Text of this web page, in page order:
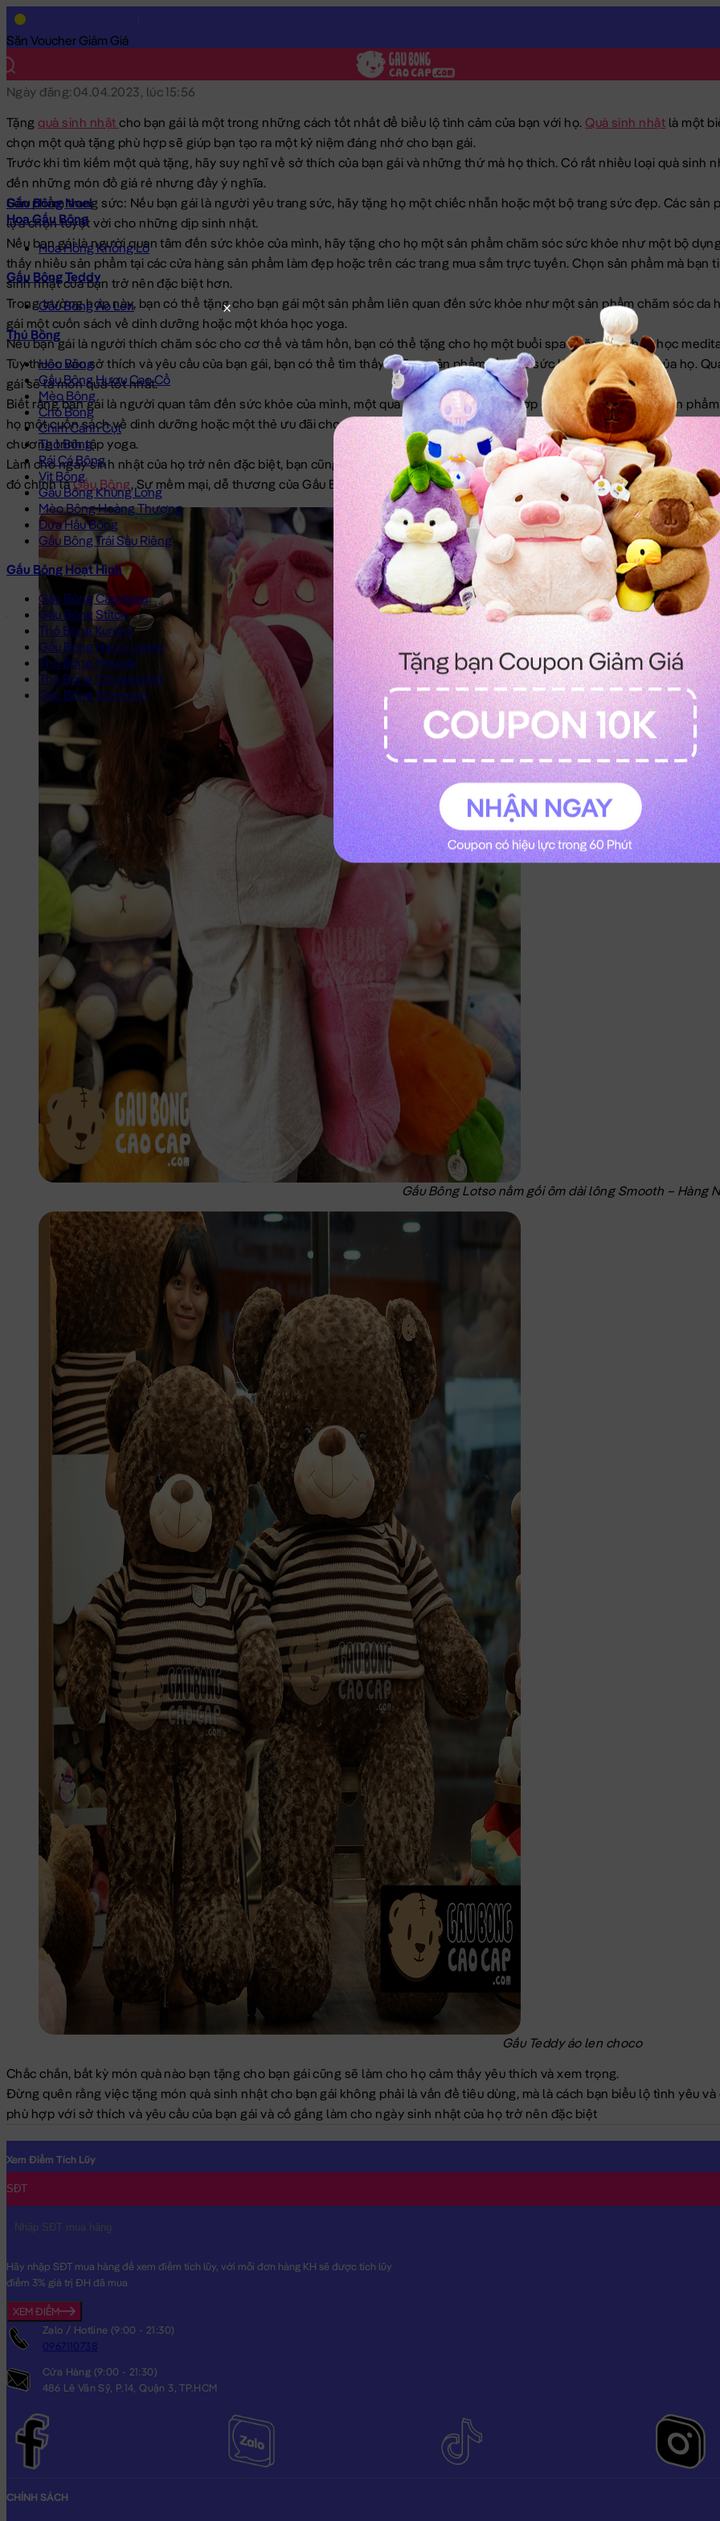
Săn Voucher Giảm Giá
Gấu Bông Noel
Hoa Gấu Bông
Hoa Hồng Khổng Lồ
Gấu Bông Teddy
Gấu Bông Áo Len
Thú Bông
Heo Bông
Gấu Bông Hươu Cao Cổ
Mèo Bông
Chó Bông
Chim Cánh Cụt
Thỏ Bông
Rái Cá Bông
Vịt Bông
Gấu Bông Khủng Long
Mèo Bông Hoàng Thượng
Dưa Hấu Bông
Gấu Bông Trái Sầu Riêng
Gấu Bông Hoạt Hình
Gấu Bông Capybara
Gấu Bông Stitch
Thỏ Bông Kuromi
Gấu Bông Hải Ly Loopy
Thỏ Bông Melody
Thỏ Bông Cinnamoroll
Gấu Bông Doremon
Trang Chủ
Tặng quà sinh nhật cho bạn gái là một trong những cách tốt nhất để biểu lộ tình cảm của bạn với họ. Quà sinh nhật là một
chọn một quà tặng phù hợp sẽ giúp bạn tạo ra một […]
Ngày đăng:04.04.2023, lúc 15:56
Tặngquà sinh nhậtcho bạn gái là một trong những cách tốt nhất để biểu lộ tình cảm của bạn với họ.Quà sinh nhật là một
chọn một quà tặng phù hợp sẽ giúp bạn tạo ra một kỷ niệm đáng nhớ cho bạn gái.
Trước khi tìm kiếm một quà tặng, hãy suy nghĩ về sở thích của bạn gái và những thứ mà họ thích. Có rất nhiều loại quà sinh
đến những món đồ giá rẻ nhưng đầy ý nghĩa.
Sản phẩm trang sức: Nếu bạn gái là người yêu trang sức, hãy tặng họ một chiếc nhẫn hoặc một bộ trang sức đẹp. Các
lựa chọn tuyệt vời cho những dịp sinh nhật.
Nếu bạn gái là người quan tâm đến sức khỏe của mình, hãy tặng cho họ một sản phẩm chăm sóc sức khỏe như một bộ
thấy nhiều sản phẩm tại các cửa hàng sản phẩm làm đẹp hoặc trên các trang mua sắm trực tuyến. Chọn sản phẩm mà
sinh nhật của bạn trở nên đặc biệt hơn.
Trong trường hợp này, bạn có thể tặng cho bạn gái một sản phẩm liên quan đến sức khỏe như một sản phẩm chăm sóc
gái một cuốn sách về dinh dưỡng hoặc một khóa học yoga.
Nếu bạn gái là người thích chăm sóc cho cơ thể và tâm hồn, bạn có thể tặng cho họ một buổi spa hoặc một khóa học
Tùy thuộc vào sở thích và yêu cầu của bạn gái, bạn có thể tìm thấy những sản phẩm tốt cho sức khỏe và tâm hồn của họ.
gái sẽ là món quà tốt nhất.
Biết rằng bạn gái là người quan tâm đến sức khỏe của mình, một quà tặng sinh nhật phù hợp cho họ có thể là một sản
họ một cuốn sách về dinh dưỡng hoặc một thẻ ưu đãi cho một trung tâm thể dục. Tùy thuộc vào sở thích của bạn gái, bạn
chương trình tập yoga.
Làm cho ngày sinh nhật của họ trở nên đặc biệt, bạn cũng có thể tổ chức một buổi tiệc sinh nhật hoặc mời họ đi du lịch.
đó chính làGấu Bông, Sự mềm mại, dễ thương của Gấu Bông nó giống như thể hiện cho tình yêu & sự quan tâm của bạn
Gấu Bông Lotso nằm gối ôm dài lông Smooth – Hàng
Gấu Teddy áo len choco
Chắc chắn, bất kỳ món quà nào bạn tặng cho bạn gái cũng sẽ làm cho họ cảm thấy yêu thích và xem trọng.
Đừng quên rằng việc tặng món quà sinh nhật cho bạn gái không phải là vấn đề tiêu dùng, mà là cách bạn biểu lộ tình yêu
phù hợp với sở thích và yêu cầu của bạn gái và cố gắng làm cho ngày sinh nhật của họ trở nên đặc biệt
Xem Điểm Tích Lũy
SĐT
Hãy nhập SĐT mua hàng để xem điểm tích lũy, với mỗi đơn hàng KH sẽ được tích lũy
điểm 3% giá trị ĐH đã mua
XEM ĐIỂM
Zalo / Hotline (9:00 - 21:30)
0967110738
Cửa Hàng (9:00 - 21:30)
486 Lê Văn Sỹ, P.14, Quận 3, TP.HCM
CHÍNH SÁCH